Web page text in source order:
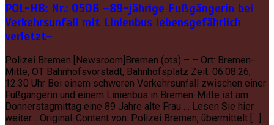
POL-HB: Nr.: 0508 –89-jährige Fußgängerin bei
Verkehrsunfall mit Linienbus lebensgefährlich
verletzt–
Polizei Bremen [Newsroom]Bremen (ots) – – Ort: Bremen-
Mitte, OT Bahnhofsvorstadt, Bahnhofsplatz Zeit: 06.08.26,
12.30 Uhr Bei einem schweren Verkehrsunfall zwischen einer
Fußgängerin und einem Linienbus in Bremen-Mitte ist am
Donnerstagmittag eine 89 Jahre alte Frau … Lesen Sie hier
weiter… Original-Content von: Polizei Bremen, übermittelt […]